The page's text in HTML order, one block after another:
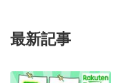
最新記事